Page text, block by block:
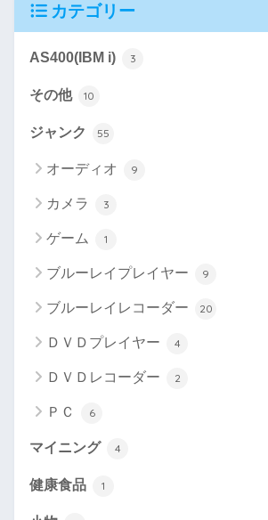
カテゴリー
AS400(IBM i) 3
その他 10
ジャンク 55
オーディオ 9
カメラ 3
ゲーム 1
ブルーレイプレイヤー 9
ブルーレイレコーダー 20
ＤＶＤプレイヤー 4
ＤＶＤレコーダー 2
ＰＣ 6
マイニング 4
健康食品 1